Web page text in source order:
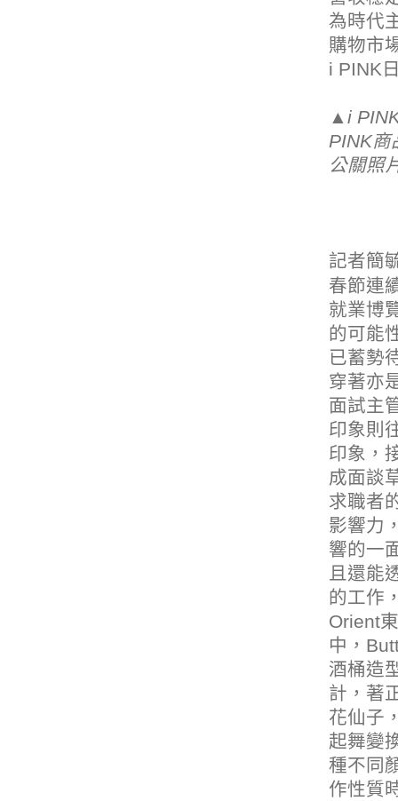
為時代
購物市
i PINK
▲i
PINK商
公關照
記者簡
春節連
就業博
的可能
已蓄勢
穿著亦
面試主
印象則
印象，
成面談
求職者
影響力
響的一
且還能
的工作
Orient
中，
酒桶造
計，著
花仙子
起舞變
種不同
作性質